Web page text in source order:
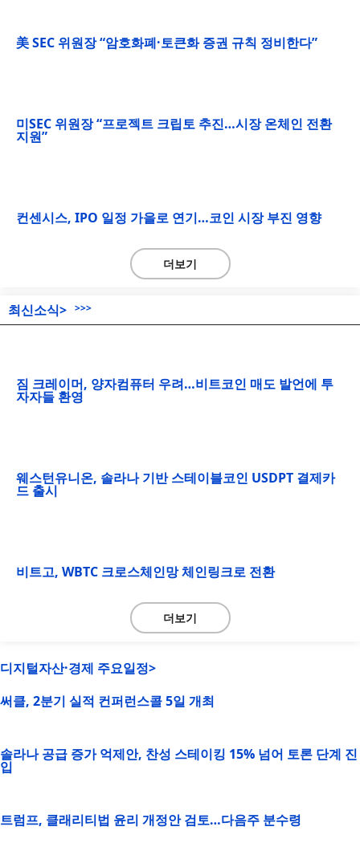
美 SEC 위원장 “암호화폐·토큰화 증권 규칙 정비한다”
미SEC 위원장 “프로젝트 크립토 추진…시장 온체인 전환
지원”
컨센시스, IPO 일정 가을로 연기…코인 시장 부진 영향
더보기
최신소식> >>>
짐 크레이머, 양자컴퓨터 우려…비트코인 매도 발언에 투
자자들 환영
웨스턴유니온, 솔라나 기반 스테이블코인 USDPT 결제카
드 출시
비트고, WBTC 크로스체인망 체인링크로 전환
더보기
디지털자산·경제 주요일정>
써클, 2분기 실적 컨퍼런스콜 5일 개최
솔라나 공급 증가 억제안, 찬성 스테이킹 15% 넘어 토론 단계 진
입
트럼프, 클래리티법 윤리 개정안 검토…다음주 분수령